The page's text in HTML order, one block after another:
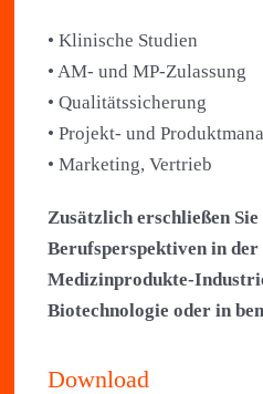
• Klinische Studien
• AM- und MP-Zulassung
• Qualitätssicherung
• Projekt- und
• Marketing, Vertrieb
Zusätzlich erschließen
Berufsperspektiven in
Medizinprodukte-
Biotechnologie oder in
Download